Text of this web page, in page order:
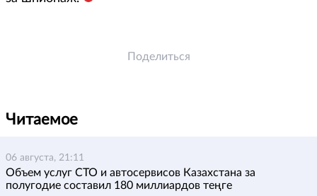
Поделиться
Читаемое
06 августа, 21:11
Объем услуг СТО и автосервисов Казахстана за
полугодие составил 180 миллиардов теңге